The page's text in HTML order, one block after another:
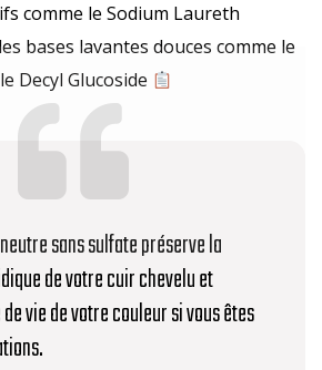
comme le Sodium Laureth
bases lavantes douces comme le
Decyl Glucoside
sans sulfate préserve la
de votre cuir chevelu et
vie de votre couleur si vous êtes